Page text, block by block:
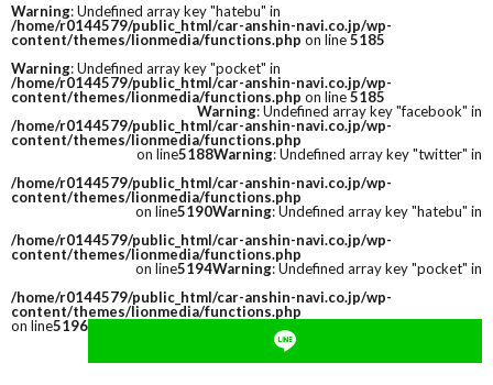
Warning: Undefined array key "hatebu" in
/home/r0144579/public_html/car-anshin-navi.co.jp/wp-
content/themes/lionmedia/functions.php on line5185
Warning: Undefined array key "pocket" in
/home/r0144579/public_html/car-anshin-navi.co.jp/wp-
content/themes/lionmedia/functions.php on line5185
Warning: Undefined array key "facebook" in
/home/r0144579/public_html/car-anshin-navi.co.jp/wp-
content/themes/lionmedia/functions.php
on line5188Warning: Undefined array key "twitter" in
/home/r0144579/public_html/car-anshin-navi.co.jp/wp-
content/themes/lionmedia/functions.php
on line5190Warning: Undefined array key "hatebu" in
/home/r0144579/public_html/car-anshin-navi.co.jp/wp-
content/themes/lionmedia/functions.php
on line5194Warning: Undefined array key "pocket" in
/home/r0144579/public_html/car-anshin-navi.co.jp/wp-
content/themes/lionmedia/functions.php
on line5196